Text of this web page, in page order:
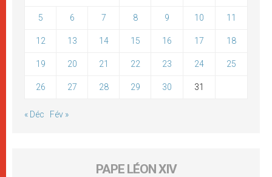
5 6 7 8 9 10 11
12 13 14 15 16 17 18
19 20 21 22 23 24 25
26 27 28 29 30 31
« Déc Fév »
PAPE LÉON XIV